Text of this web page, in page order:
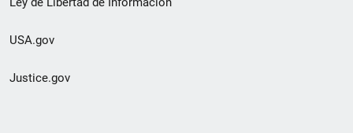
USA.gov
Justice.gov